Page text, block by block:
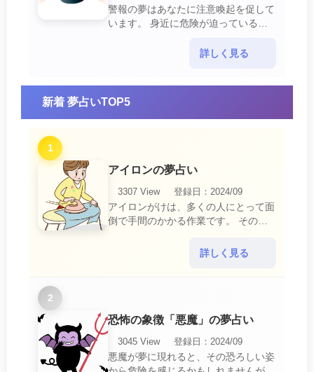
警報の夢はあなたに注意喚起を促して
います。 身近に危険が迫っている暗
て危機を回避する事が必要です。 ま
詳しく見る
新着 夢占いTOP5
1
アイロンの夢占い
3307 View
登録日：2024/09
アイロンがけは、多くの人にとって面
倒で手間のかかる作業です。 そのた
中で感じるわずらわしさやストレスか
詳しく見る
2
恐怖の象徴「悪魔」の夢占い
3045 View
登録日：2024/09
悪魔が夢に現れると、その恐ろしい姿